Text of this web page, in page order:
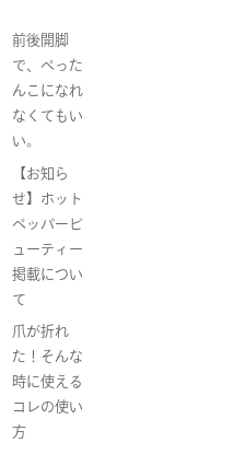
前後開脚
で、ぺった
んこになれ
なくてもい
い。
【お知ら
せ】ホット
ペッパービ
ューティー
掲載につい
て
爪が折れ
た！そんな
時に使える
コレの使い
方